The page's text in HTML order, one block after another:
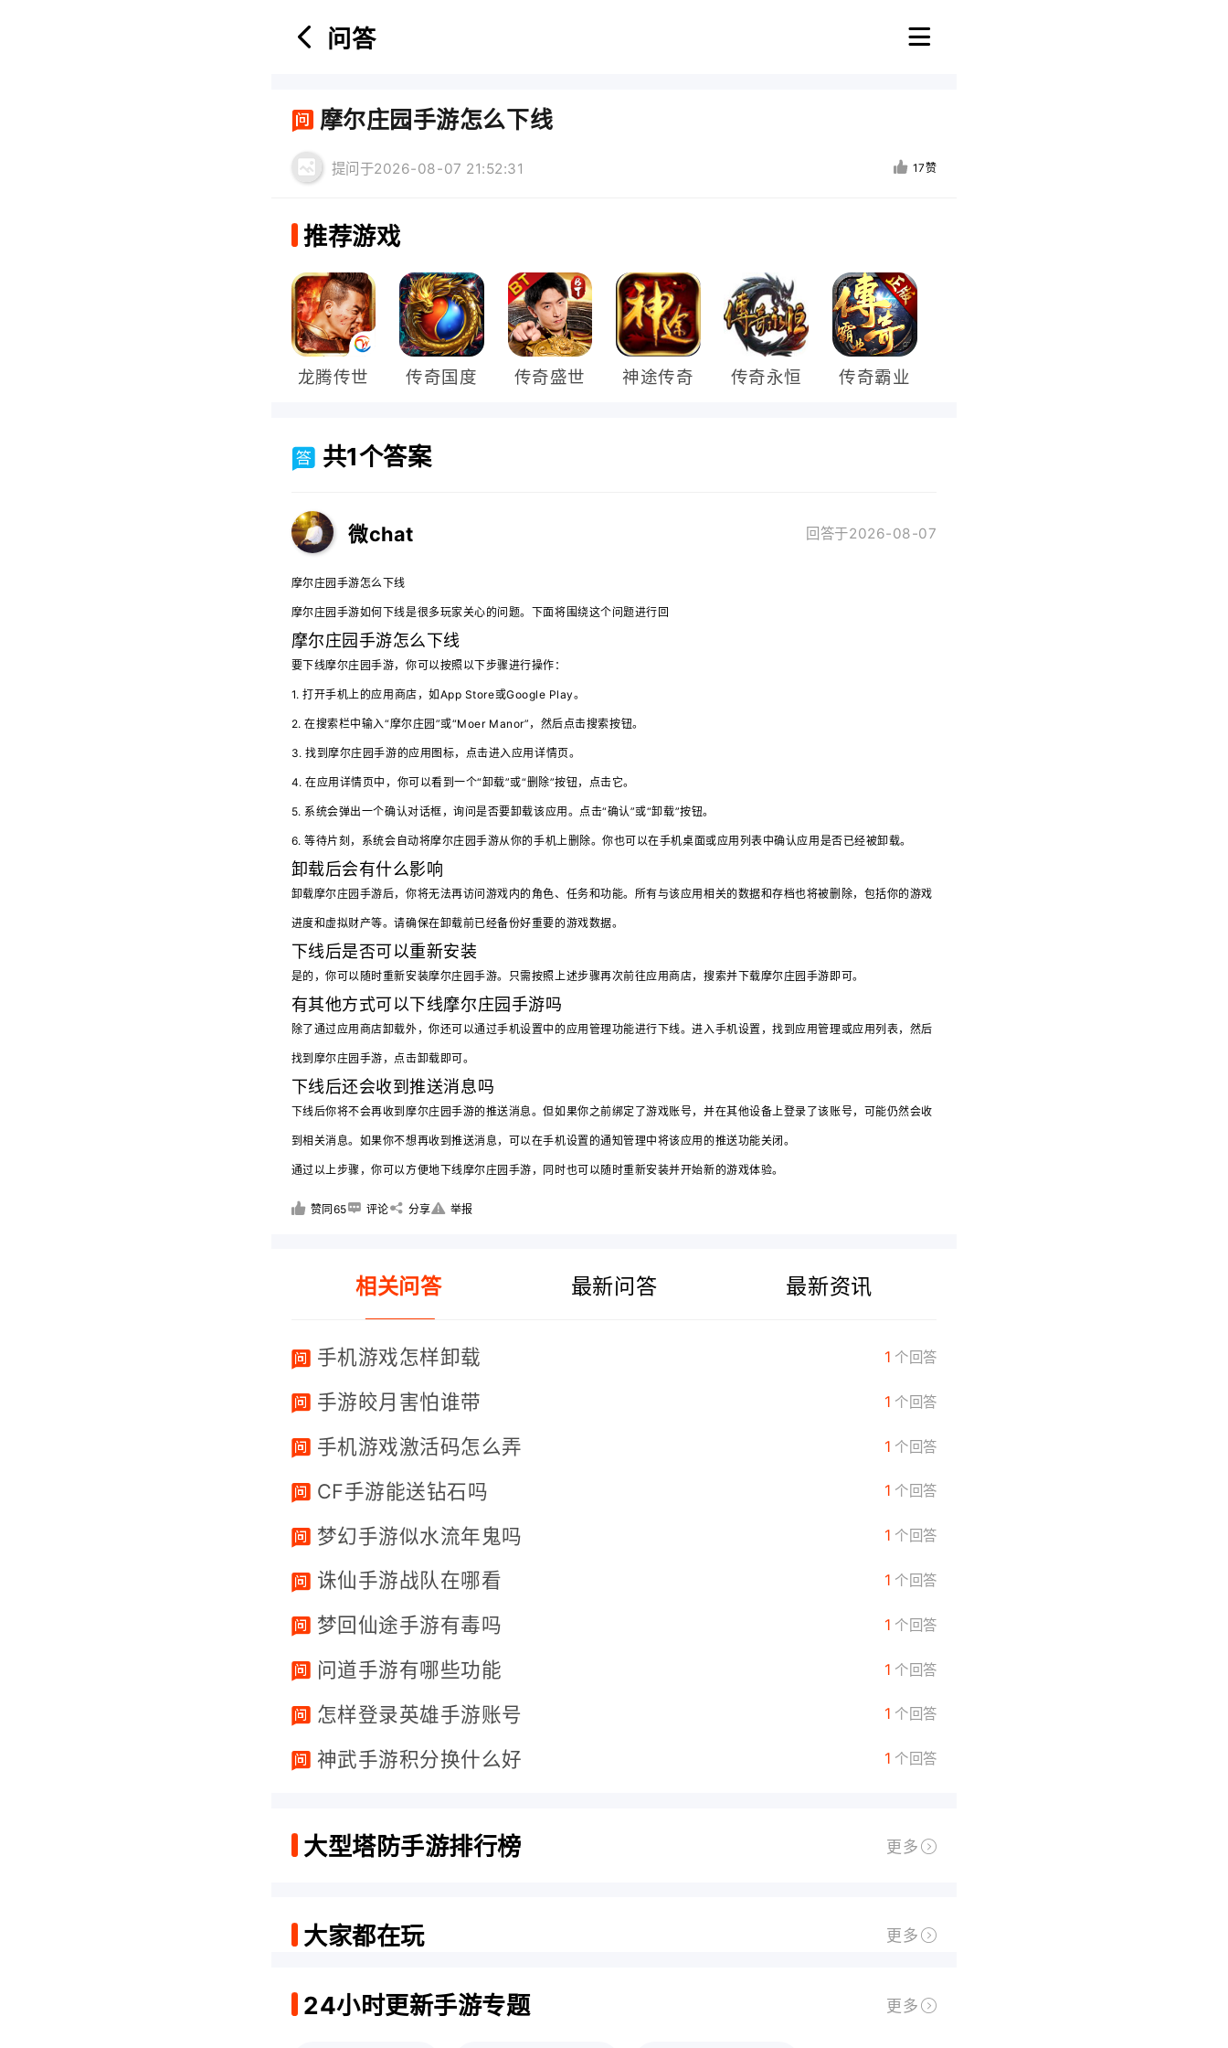
问答
首页
热门游戏：
摩尔庄园手游怎么下线
提问于2026-08-07 21:52:31 17赞
推荐游戏
龙腾传世 传奇国度 传奇盛世 神途传奇 传奇永恒 传奇霸业
共1个答案
微chat 回答于2026-08-07
摩尔庄园手游怎么下线
摩尔庄园手游如何下线是很多玩家关心的问题。下面将围绕这个问题进行回
摩尔庄园手游怎么下线
要下线摩尔庄园手游，你可以按照以下步骤进行操作：
1. 打开手机上的应用商店，如App Store或Google Play。
2. 在搜索栏中输入“摩尔庄园”或“Moer Manor”，然后点击搜索按钮。
3. 找到摩尔庄园手游的应用图标，点击进入应用详情页。
4. 在应用详情页中，你可以看到一个“卸载”或“删除”按钮，点击它。
5. 系统会弹出一个确认对话框，询问是否要卸载该应用。点击“确认”或“卸载”按钮。
6. 等待片刻，系统会自动将摩尔庄园手游从你的手机上删除。你也可以在手机桌面或应用列表中确认应用是否已经被卸载。
卸载后会有什么影响
卸载摩尔庄园手游后，你将无法再访问游戏内的角色、任务和功能。所有与该应用相关的数据和存档也将被删除，包括你的游戏
进度和虚拟财产等。请确保在卸载前已经备份好重要的游戏数据。
下线后是否可以重新安装
是的，你可以随时重新安装摩尔庄园手游。只需按照上述步骤再次前往应用商店，搜索并下载摩尔庄园手游即可。
有其他方式可以下线摩尔庄园手游吗
除了通过应用商店卸载外，你还可以通过手机设置中的应用管理功能进行下线。进入手机设置，找到应用管理或应用列表，然后
找到摩尔庄园手游，点击卸载即可。
下线后还会收到推送消息吗
下线后你将不会再收到摩尔庄园手游的推送消息。但如果你之前绑定了游戏账号，并在其他设备上登录了该账号，可能仍然会收
到相关消息。如果你不想再收到推送消息，可以在手机设置的通知管理中将该应用的推送功能关闭。
通过以上步骤，你可以方便地下线摩尔庄园手游，同时也可以随时重新安装并开始新的游戏体验。
赞同65 评论 分享 举报
相关问答 最新问答 最新资讯
手机游戏怎样卸载 1 个回答
手游皎月害怕谁带 1 个回答
手机游戏激活码怎么弄 1 个回答
CF手游能送钻石吗 1 个回答
梦幻手游似水流年鬼吗 1 个回答
诛仙手游战队在哪看 1 个回答
梦回仙途手游有毒吗 1 个回答
问道手游有哪些功能 1 个回答
怎样登录英雄手游账号 1 个回答
神武手游积分换什么好 1 个回答
大型塔防手游排行榜 更多
大家都在玩 更多
24小时更新手游专题 更多